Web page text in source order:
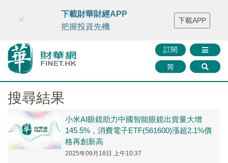
財華智庫網 FINTV FINMETA 財華證券 媒體矩陣
智庫沙龍
聯絡我們
訂閱
简
×
下載財華財經APP
把握投資先機
下載APP
搜尋結果
小米AI眼鏡助力中國智能眼鏡出貨量大增
145.5%，消費電子ETF(561600)漲超2.1%價
格再創新高
2025年09月18日 上午10:37